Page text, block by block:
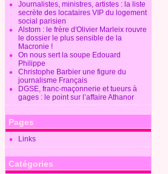
Journalistes, ministres, artistes : la liste
secrète des locataires VIP du logement
social parisien
Alstom : le frère d'Olivier Marleix rouvre
le dossier le plus sensible de la
Macronie !
On nous sert la soupe Edouard
Philippe
Christophe Barbier une figure du
journalisme Français
DGSE, franc-maçonnerie et tueurs à
gages : le point sur l’affaire Athanor
Pages
Links
Catégories